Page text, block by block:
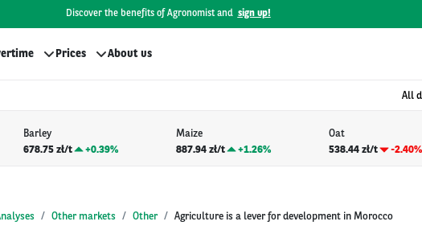
Discover the benefits of Agronomist and sign up!
Prices About us
All
Barley
678.75 zł/t
+0.39%
Maize
887.94 zł/t
+1.26%
Oat
538.44 zł/t
-2.40%
Other markets Other Agriculture is a lever for development in Morocco